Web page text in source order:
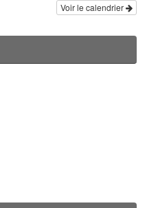
Voir le calendrier